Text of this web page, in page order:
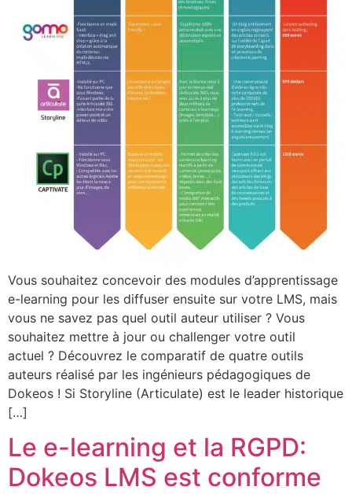
Vous souhaitez concevoir des modules d’apprentissage
e-learning pour les diffuser ensuite sur votre LMS, mais
vous ne savez pas quel outil auteur utiliser ? Vous
souhaitez mettre à jour ou challenger votre outil
actuel ? Découvrez le comparatif de quatre outils
auteurs réalisé par les ingénieurs pédagogiques de
Dokeos ! Si Storyline (Articulate) est le leader historique
[…]
Le e-learning et la RGPD:
Dokeos LMS est conforme